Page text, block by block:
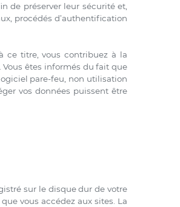
de préserver leur sécurité et,
procédés d’authentification
ce titre, vous contribuez à la
êtes informés du fait que
pare-feu, non utilisation
vos données puissent être
sur le disque dur de votre
vous accédez aux sites. La